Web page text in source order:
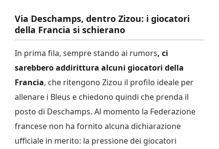
Via Deschamps, dentro Zizou: i giocatori
della Francia si schierano
In prima fila, sempre stando ai rumors, ci
sarebbero addirittura alcuni giocatori della
Francia, che ritengono Zizou il profilo ideale per
allenare i Bleus e chiedono quindi che prenda il
posto di Deschamps. Al momento la Federazione
francese non ha fornito alcuna dichiarazione
ufficiale in merito: la pressione dei giocatori